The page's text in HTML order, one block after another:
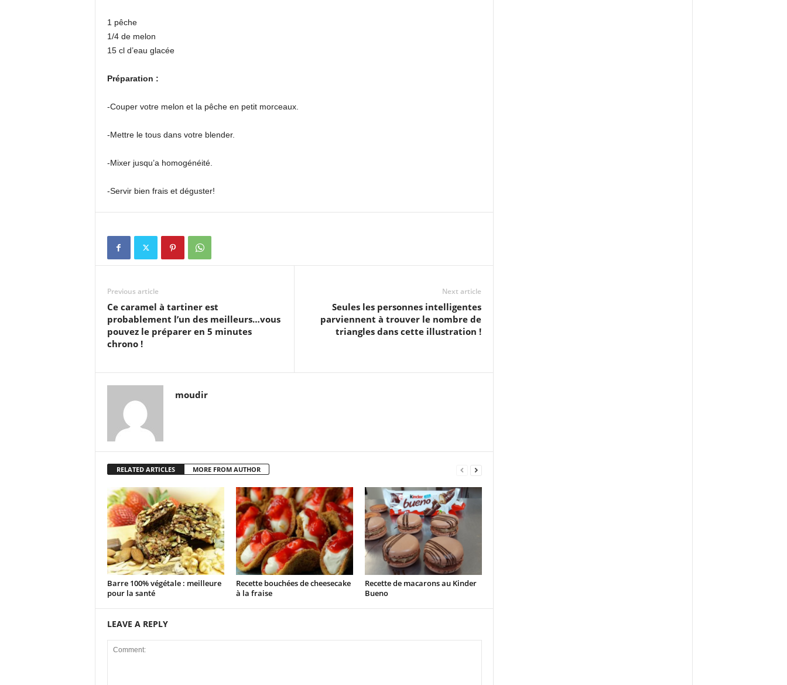
1 pêche
1/4 de melon
15 cl d’eau glacée
Préparation :
-Couper votre melon et la pêche en petit morceaux.
-Mettre le tous dans votre blender.
-Mixer jusqu’a homogénéité.
-Servir bien frais et déguster!
Previous article
Ce caramel à tartiner est
probablement l’un des meilleurs…vous
pouvez le préparer en 5 minutes
chrono !
Next article
Seules les personnes intelligentes
parviennent à trouver le nombre de
triangles dans cette illustration !
moudir
RELATED ARTICLES MORE FROM AUTHOR
Barre 100% végétale : meilleure
pour la santé
Recette bouchées de cheesecake
à la fraise
Recette de macarons au Kinder
Bueno
LEAVE A REPLY